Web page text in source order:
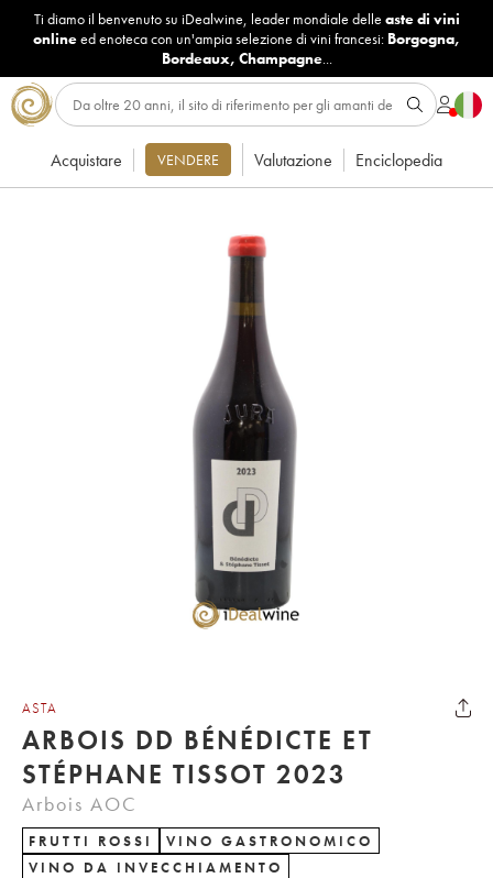
Ti diamo il benvenuto su iDealwine, leader mondiale delle aste di vini
onlineed enoteca con un'ampia selezione di vini francesi: Borgogna,
Bordeaux, Champagne...
Acquistare VENDERE Valutazione Enciclopedia
ASTA
ARBOIS DD BÉNÉDICTE ET
STÉPHANE TISSOT 2023
Arbois AOC
FRUTTI ROSSI
VINO GASTRONOMICO
VINO DA INVECCHIAMENTO